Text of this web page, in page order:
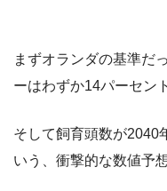
まずオランダの基準だ
ーはわずか14パーセン
そして飼育頭数が2040
いう、衝撃的な数値予